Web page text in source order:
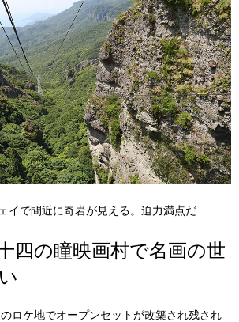
イで間近に奇岩が見える。迫力満点だ
四の瞳映画村で名画の世
ロケ地でオープンセットが改築され残され